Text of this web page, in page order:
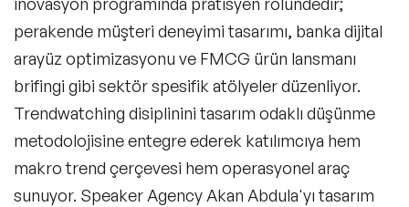
perakende müşteri deneyimi tasarımı, banka dijital
arayüz optimizasyonu ve FMCG ürün lansmanı
brifingi gibi sektör spesifik atölyeler düzenliyor.
Trendwatching disiplinini tasarım odaklı düşünme
metodolojisine entegre ederek katılımcıya hem
makro trend çerçevesi hem operasyonel araç
sunuyor. Speaker Agency Akan Abdula'yı tasarım
Mizah Konuşmacıları
Müşteri & Tüketici Trendleri Konuşmacıları
Vizyon & Strateji Konuşmacıları
İnovasyon Konuşmacıları
Toplum & Uluslararası İlişkiler Konuşmacıları